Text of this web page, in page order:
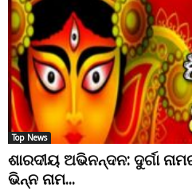
Top News
ଶାରଦୀୟ ଅଭିନନ୍ଦନ: ଦୁର୍ଗା
ଭିନ୍ନ ନାମ...